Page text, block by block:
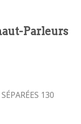
Parleurs
130